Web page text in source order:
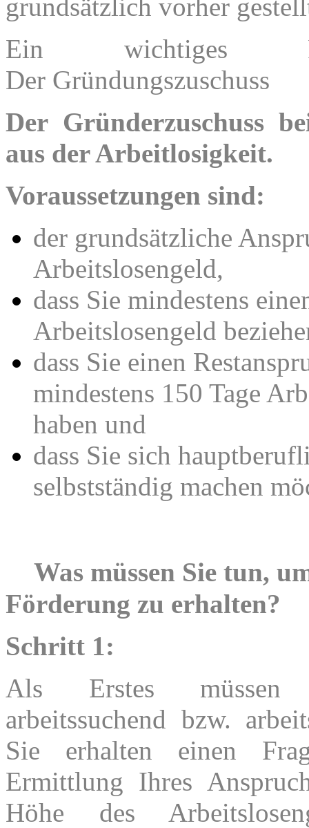
grundsätzlich vorher
Ein wichtiges
Der Gründungszuschuss
Der Gründerzuschuss
aus der Arbeitlosigkeit.
Voraussetzungen sind:
der grundsätzliche
Arbeitslosengeld,
dass Sie mindestens
Arbeitslosengeld
dass Sie einen
mindestens 150 Tage
haben und
dass Sie sich
selbstständig machen
Was müssen Sie tun,
Förderung zu erhalten?
Schritt 1:
Als Erstes
arbeitssuchend bzw.
Sie erhalten einen
Ermittlung Ihres
Höhe des